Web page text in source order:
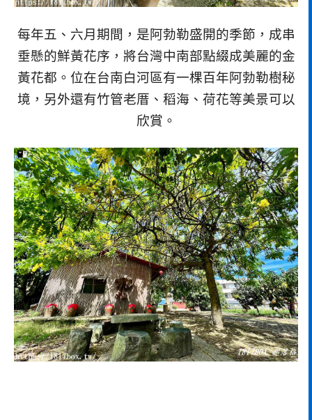
每年五、六月期間，是阿勃勒盛開的季節，成串
垂懸的鮮黃花序，將台灣中南部點綴成美麗的金
黃花都。位在台南白河區有一棵百年阿勃勒樹秘
境，另外還有竹管老厝、稻海、荷花等美景可以
欣賞。